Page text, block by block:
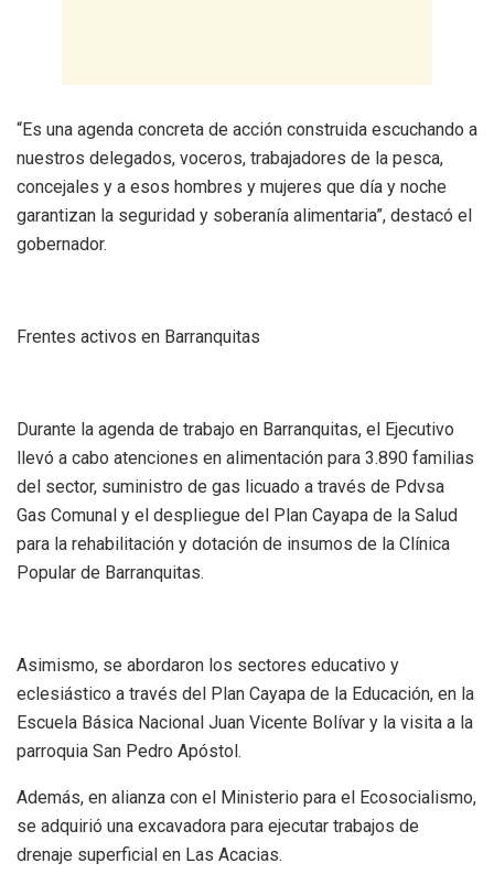
“Es una agenda concreta de acción construida escuchando a
nuestros delegados, voceros, trabajadores de la pesca,
concejales y a esos hombres y mujeres que día y noche
garantizan la seguridad y soberanía alimentaria”, destacó el
gobernador.
Frentes activos en Barranquitas
Durante la agenda de trabajo en Barranquitas, el Ejecutivo
llevó a cabo atenciones en alimentación para 3.890 familias
del sector, suministro de gas licuado a través de Pdvsa
Gas Comunal y el despliegue del Plan Cayapa de la Salud
para la rehabilitación y dotación de insumos de la Clínica
Popular de Barranquitas.
Asimismo, se abordaron los sectores educativo y
eclesiástico a través del Plan Cayapa de la Educación, en la
Escuela Básica Nacional Juan Vicente Bolívar y la visita a la
parroquia San Pedro Apóstol.
Además, en alianza con el Ministerio para el Ecosocialismo,
se adquirió una excavadora para ejecutar trabajos de
drenaje superficial en Las Acacias.